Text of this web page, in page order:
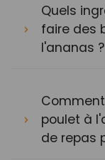
Quels
faire des
l'ananas ?
poulet à
de repas